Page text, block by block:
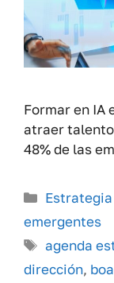
Formar en IA
atraer
48% de las
emergentes
Etiquetas
agenda
dirección,